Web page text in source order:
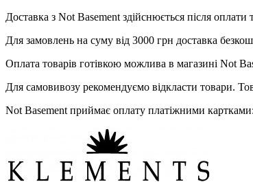
Доставка з Not Basement здійснюється після
Для замовлень на суму від 3000 грн доставка
Оплата товарів готівкою можлива в магазині Not
Для самовивозу рекомендуємо відкласти товари.
Not Basement приймає оплату платіжними